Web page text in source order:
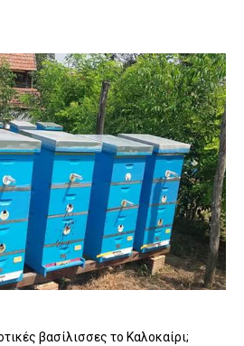
βασίλισσες το Καλοκαίρι;